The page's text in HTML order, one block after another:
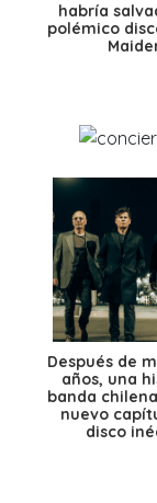
habría
polémico
Después de
años, una
banda
nuevo
disco